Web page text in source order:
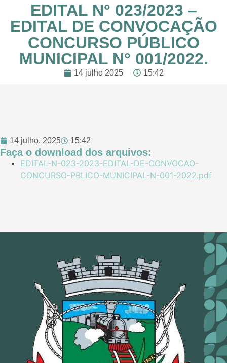
EDITAL N° 023/2023 –
EDITAL DE CONVOCAÇÃO
CONCURSO PÚBLICO
MUNICIPAL N° 001/2022.
14 julho 2025 15:42
14 julho, 2025 15:42
Faça o download dos arquivos:
EDITAL-N-023-2023-EDITAL-DE-CONVOCAO-
CONCURSO-PBLICO-MUNICIPAL-N-001-2022.pdf